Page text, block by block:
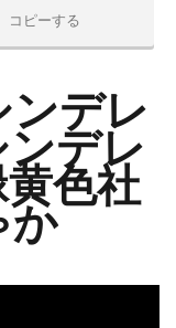
コピーする
ンデレ
デレ
色社